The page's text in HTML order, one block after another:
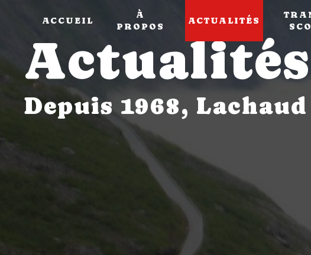
ACCUEIL
À
PROPOS
ACTUALITÉS
Actualités
Depuis 1968,
Panneau de gestion des cookies